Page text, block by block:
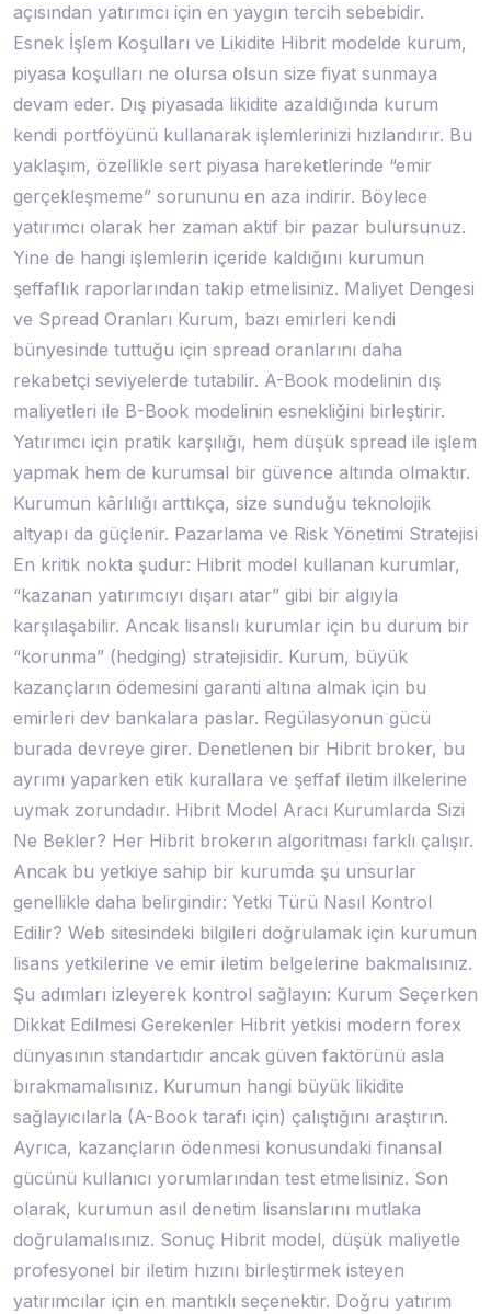
açısından yatırımcı için en yaygın tercih sebebidir.
Esnek İşlem Koşulları ve Likidite Hibrit modelde kurum,
piyasa koşulları ne olursa olsun size fiyat sunmaya
devam eder. Dış piyasada likidite azaldığında kurum
kendi portföyünü kullanarak işlemlerinizi hızlandırır. Bu
yaklaşım, özellikle sert piyasa hareketlerinde “emir
gerçekleşmeme” sorununu en aza indirir. Böylece
yatırımcı olarak her zaman aktif bir pazar bulursunuz.
Yine de hangi işlemlerin içeride kaldığını kurumun
şeffaflık raporlarından takip etmelisiniz. Maliyet Dengesi
ve Spread Oranları Kurum, bazı emirleri kendi
bünyesinde tuttuğu için spread oranlarını daha
rekabetçi seviyelerde tutabilir. A-Book modelinin dış
maliyetleri ile B-Book modelinin esnekliğini birleştirir.
Yatırımcı için pratik karşılığı, hem düşük spread ile işlem
yapmak hem de kurumsal bir güvence altında olmaktır.
Kurumun kârlılığı arttıkça, size sunduğu teknolojik
altyapı da güçlenir. Pazarlama ve Risk Yönetimi Stratejisi
En kritik nokta şudur: Hibrit model kullanan kurumlar,
“kazanan yatırımcıyı dışarı atar” gibi bir algıyla
karşılaşabilir. Ancak lisanslı kurumlar için bu durum bir
“korunma” (hedging) stratejisidir. Kurum, büyük
kazançların ödemesini garanti altına almak için bu
emirleri dev bankalara paslar. Regülasyonun gücü
burada devreye girer. Denetlenen bir Hibrit broker, bu
ayrımı yaparken etik kurallara ve şeffaf iletim ilkelerine
uymak zorundadır. Hibrit Model Aracı Kurumlarda Sizi
Ne Bekler? Her Hibrit brokerın algoritması farklı çalışır.
Ancak bu yetkiye sahip bir kurumda şu unsurlar
genellikle daha belirgindir: Yetki Türü Nasıl Kontrol
Edilir? Web sitesindeki bilgileri doğrulamak için kurumun
lisans yetkilerine ve emir iletim belgelerine bakmalısınız.
Şu adımları izleyerek kontrol sağlayın: Kurum Seçerken
Dikkat Edilmesi Gerekenler Hibrit yetkisi modern forex
dünyasının standartıdır ancak güven faktörünü asla
bırakmamalısınız. Kurumun hangi büyük likidite
sağlayıcılarla (A-Book tarafı için) çalıştığını araştırın.
Ayrıca, kazançların ödenmesi konusundaki finansal
gücünü kullanıcı yorumlarından test etmelisiniz. Son
olarak, kurumun asıl denetim lisanslarını mutlaka
doğrulamalısınız. Sonuç Hibrit model, düşük maliyetle
profesyonel bir iletim hızını birleştirmek isteyen
yatırımcılar için en mantıklı seçenektir. Doğru yatırım